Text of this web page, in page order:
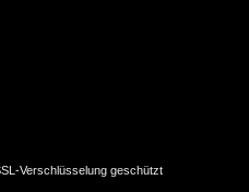
Verschlüsselung geschützt